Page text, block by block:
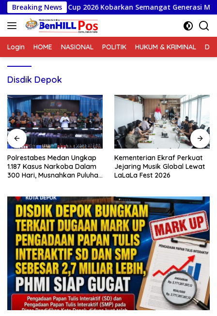
Langsung
ke
konten
Breaking News
Cup 2026 Kobarkan Semangat Generasi Muda
Login HOME NASIONAL POLITIK HUKUM & KRIMINAL
Disdik Depok
Polrestabes Medan Ungkap
1.187 Kasus Narkoba Dalam
300 Hari, Musnahkan Puluhan
Kementerian Ekraf Perkuat
Jejaring Musik Global Lewat
LaLaLa Fest 2026